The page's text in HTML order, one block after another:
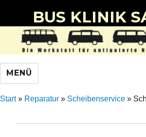
BUS KLINIK
MENÜ
Start» Reparatur » Scheibenservice »